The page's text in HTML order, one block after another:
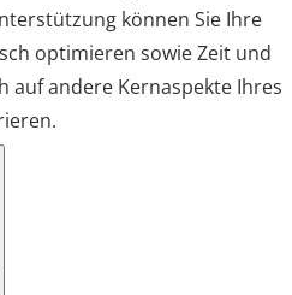
können Sie Ihre
optimieren sowie Zeit und
auf andere Kernaspekte Ihres